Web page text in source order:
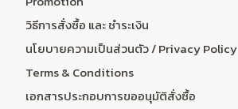
วิธีการสั่งซื้อ และ ชำระเงิน
นโยบายความเป็นส่วนตัว / Privacy Policy
Terms & Conditions
เอกสารประกอบการขออนุมัติสั่งซื้อ